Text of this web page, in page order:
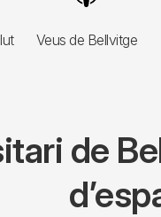
Veus de Bellvitge
de